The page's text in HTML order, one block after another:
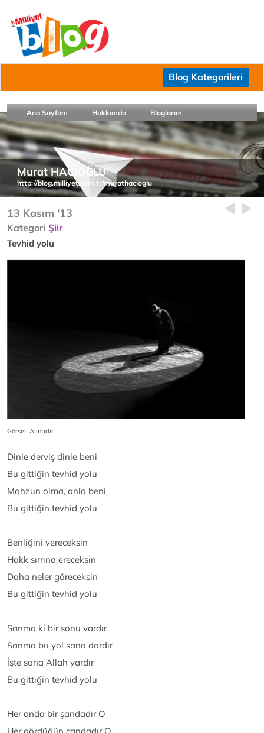
Blog Kategorileri
Ana Sayfam Hakkımda Bloglarım
Murat HACIOĞLU
http://blog.milliyet.com.tr/murathacioglu
13 Kasım '13
Kategori Şiir
Tevhid yolu
Görsel: Alıntıdır
Dinle derviş dinle beni
Bu gittiğin tevhid yolu
Mahzun olma, anla beni
Bu gittiğin tevhid yolu
Benliğini vereceksin
Hakk sırrına ereceksin
Daha neler göreceksin
Bu gittiğin tevhid yolu
Sanma ki bir sonu vardır
Sanma bu yol sana dardır
İşte sana Allah yardır
Bu gittiğin tevhid yolu
Her anda bir şandadır O